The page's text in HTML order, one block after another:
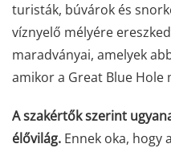
turisták, búvárok és
víznyelő mélyére
maradványai, amelyek
amikor a Great Blue Hole
A szakértők szerint
élővilág. Ennek oka, hogy